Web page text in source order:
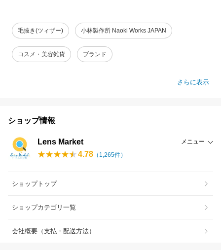
毛抜き(ツィザー) 小林製作所 Naoki Works JAPAN
コスメ・美容雑貨 ブランド
さらに表示
ショップ情報
Lens Market メニュー
4.78 （ 1,265件）
ショップトップ
ショップカテゴリ一覧
会社概要（支払・配送方法）